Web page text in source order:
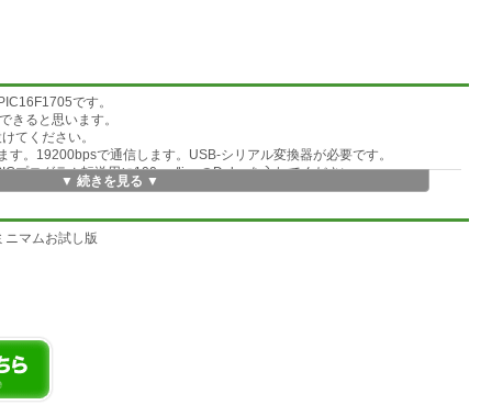
です。
きると思います。
てください。
。19200bpsで通信します。USB-シリアル変換器が必要です。
プログラム転送用に100ms/lineのDelayを入れてください。
▼ 続きを見る ▼
ニマムお試し版